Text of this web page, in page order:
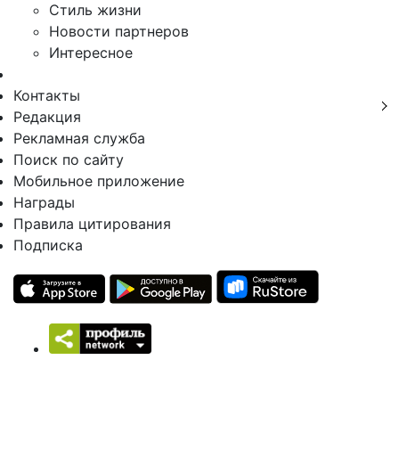
Стиль жизни
Новости партнеров
Интересное
Контакты
Редакция
Рекламная служба
Поиск по сайту
Мобильное приложение
Награды
Правила цитирования
Подписка